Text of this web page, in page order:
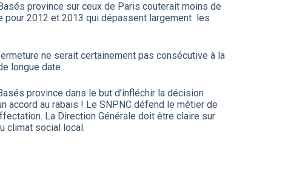
province sur ceux de Paris couterait moins de
pour 2012 et 2013 qui dépassent largement les
ne serait certainement pas consécutive à la
longue date.
province dans le but d’infléchir la décision
accord au rabais ! Le SNPNC défend le métier de
La Direction Générale doit être claire sur
climat social local.